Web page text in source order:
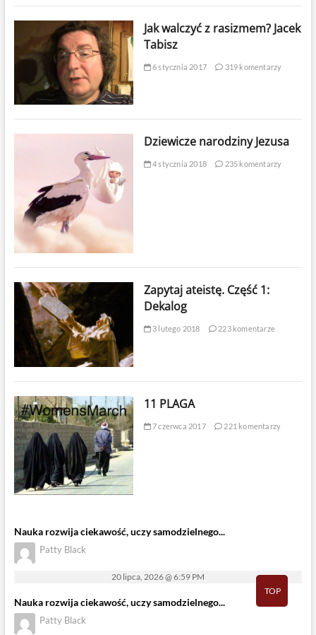
Jak walczyć z rasizmem? Jacek
Tabisz
6 stycznia 2017 319 komentarzy
Dziewicze narodziny Jezusa
4 stycznia 2018 235 komentarzy
Zapytaj ateistę. Część 1:
Dekalog
3 lutego 2018 223 komentarze
11 PLAGA
7 czerwca 2017 221 komentarzy
Nauka rozwija ciekawość, uczy samodzielnego...
Patty Black
20 lipca, 2026 @ 6:59 PM
Nauka rozwija ciekawość, uczy samodzielnego...
Patty Black
TOP